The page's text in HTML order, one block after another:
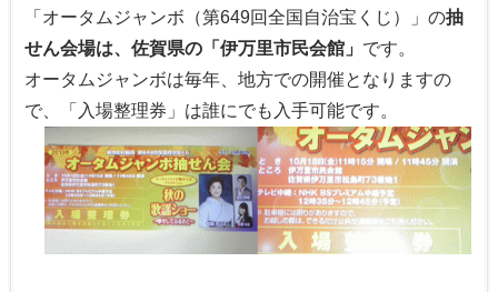
「オータムジャンボ（第649回全国自治宝くじ）」の抽
せん会場は、佐賀県の「伊万里市民会館」 です。
オータムジャンボは毎年、地方での開催となりますの
で、「入場整理券」は誰にでも入手可能です。